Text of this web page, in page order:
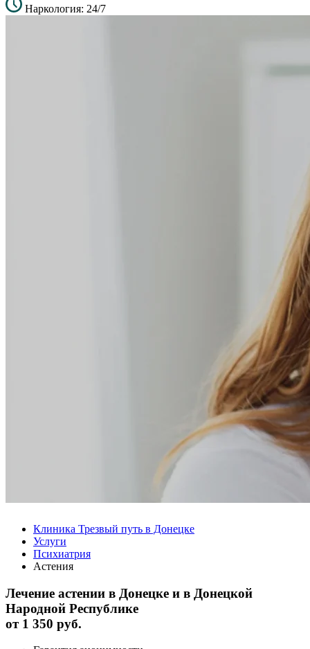
Наркология: 24/7
Клиника Трезвый путь в Донецке
Услуги
Психиатрия
Астения
Лечение астении в Донецке и в Донецкой
Народной Республике
от 1 350 руб.